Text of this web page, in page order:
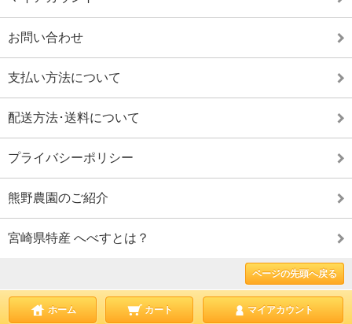
お問い合わせ
支払い方法について
配送方法･送料について
プライバシーポリシー
熊野農園のご紹介
宮崎県特産 へべすとは？
ページの先頭へ戻る
ホーム カート マイアカウント